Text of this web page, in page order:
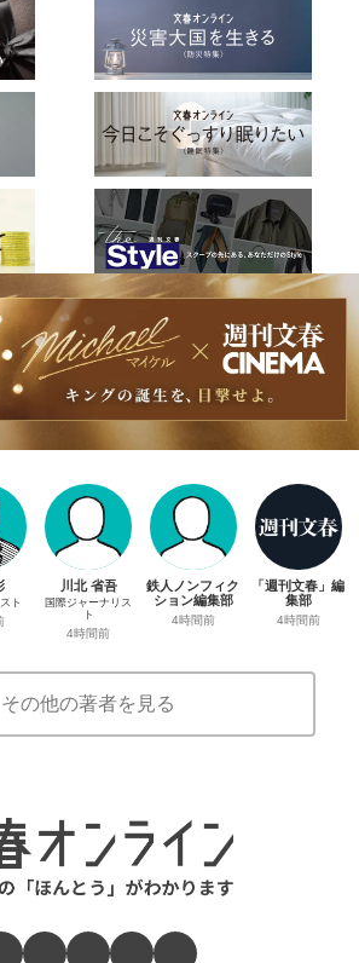
ト
川北 省吾
国際ジャーナリス
ト
4時間前
鉄人ノンフィク
ション編集部
4時間前
「週刊文春」編
集部
4時間前
その他の著者を見る